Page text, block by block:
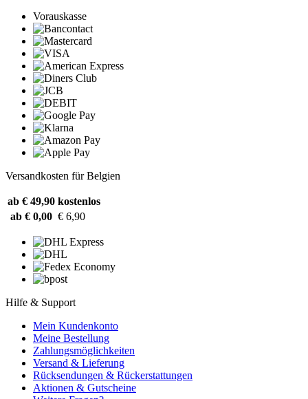
Vorauskasse
Versandkosten für Belgien
ab € 49,90 kostenlos
ab € 0,00 € 6,90
Hilfe & Support
Mein Kundenkonto
Meine Bestellung
Zahlungsmöglichkeiten
Versand & Lieferung
Rücksendungen & Rückerstattungen
Aktionen & Gutscheine